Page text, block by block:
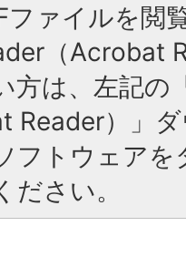
ファイルを閲
（Acrobat
方は、左記の
Reader）」
フトウェア
さい。